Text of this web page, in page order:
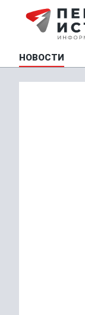
НОВОСТИ